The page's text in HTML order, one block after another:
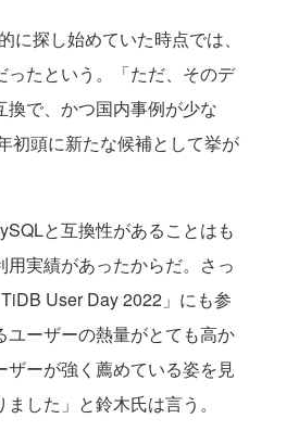
探し始めていた時点では、
たという。「ただ、そのデ
で、かつ国内事例が少な
初頭に新たな候補として挙が
と互換性があることはも
実績があったからだ。さっ
User Day 2022」にも参
ーザーの熱量がとても高か
ーが強く薦めている姿を見
した」と鈴木氏は言う。